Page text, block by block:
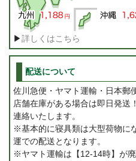
▶詳しくはこちら
配送について
佐川急便・ヤマト運輸・日本郵
店舗在庫がある場合は即日発送
連絡いたします。
※基本的に寝具類は大型荷物に
運での配送となります。
※ヤマト運輸は【12-14時】が